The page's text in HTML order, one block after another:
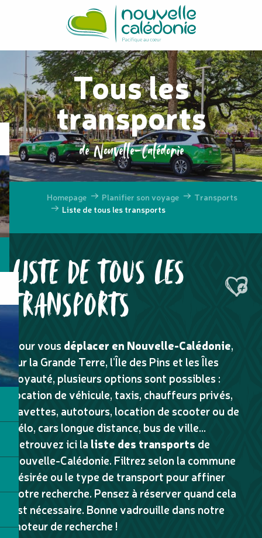
principal
Tous les
transports
de Nouvelle-Calédonie
Homepage Planifier son voyage
Transports
Liste de tous les transports
LISTE DE TOUS LES
TRANSPORTS
Pour vous déplacer en Nouvelle-Calédonie,
sur la Grande Terre, l’Île des Pins et les Îles
Loyauté, plusieurs options sont possibles :
location de véhicule, taxis, chauffeurs privés,
navettes, autotours, location de scooter ou de
vélo, cars longue distance, bus de ville…
Retrouvez ici la liste des transports de
Nouvelle-Calédonie. Filtrez selon la commune
désirée ou le type de transport pour affiner
votre recherche. Pensez à réserver quand cela
est nécessaire. Bonne vadrouille dans notre
moteur de recherche !